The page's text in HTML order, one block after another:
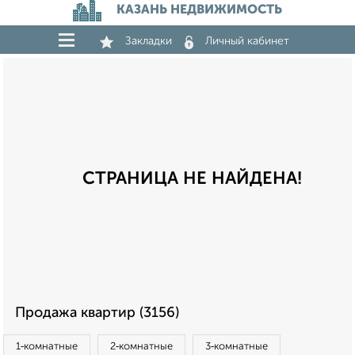
КАЗАНЬ НЕДВИЖИМОСТЬ
Закладки Личный кабинет
СТРАНИЦА НЕ НАЙДЕНА!
Продажа квартир (3156)
1‑комнатные 2‑комнатные 3‑комнатные